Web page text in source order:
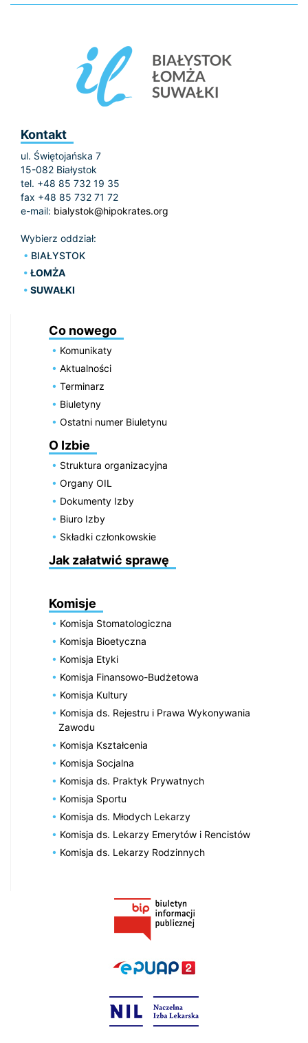
Kontakt
ul. Świętojańska 7
15-082 Białystok
tel. +48 85 732 19 35
fax +48 85 732 71 72
e-mail: bialystok@hipokrates.org
Wybierz oddział:
BIAŁYSTOK
ŁOMŻA
SUWAŁKI
Co nowego
Komunikaty
Aktualności
Terminarz
Biuletyny
Ostatni numer Biuletynu
O Izbie
Struktura organizacyjna
Organy OIL
Dokumenty Izby
Biuro Izby
Składki członkowskie
Jak załatwić sprawę
Komisje
Komisja Stomatologiczna
Komisja Bioetyczna
Komisja Etyki
Komisja Finansowo-Budżetowa
Komisja Kultury
Komisja ds. Rejestru i Prawa Wykonywania
Zawodu
Komisja Kształcenia
Komisja Socjalna
Komisja ds. Praktyk Prywatnych
Komisja Sportu
Komisja ds. Młodych Lekarzy
Komisja ds. Lekarzy Emerytów i Rencistów
Komisja ds. Lekarzy Rodzinnych